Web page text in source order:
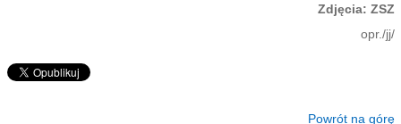
Zdjęcia: ZSZ
opr./jj/
Powrót na górę